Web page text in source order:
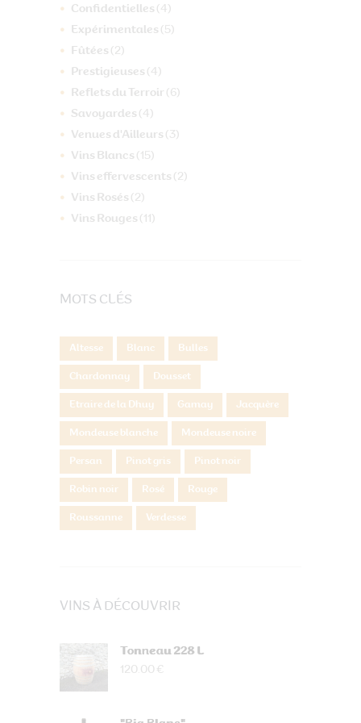
Confidentielles (4)
Expérimentales (5)
Fûtées (2)
Prestigieuses (4)
Reflets du Terroir (6)
Savoyardes (4)
Venues d'Ailleurs (3)
Vins Blancs (15)
Vins effervescents (2)
Vins Rosés (2)
Vins Rouges (11)
MOTS CLÉS
Altesse Blanc Bulles
Chardonnay Dousset
Etraire de la Dhuy Gamay Jacquère
Mondeuse blanche Mondeuse noire
Persan Pinot gris Pinot noir
Robin noir Rosé Rouge
Roussanne Verdesse
VINS À DÉCOUVRIR
Tonneau 228 L
120.00 €